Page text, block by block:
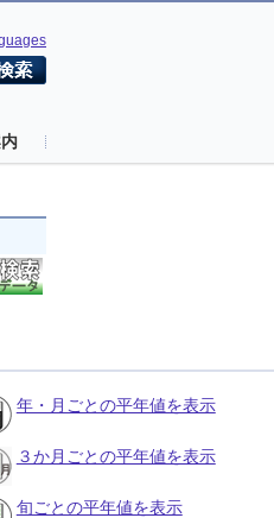
年・月ごとの平年値を表示
３か月ごとの平年値を表示
旬ごとの平年値を表示